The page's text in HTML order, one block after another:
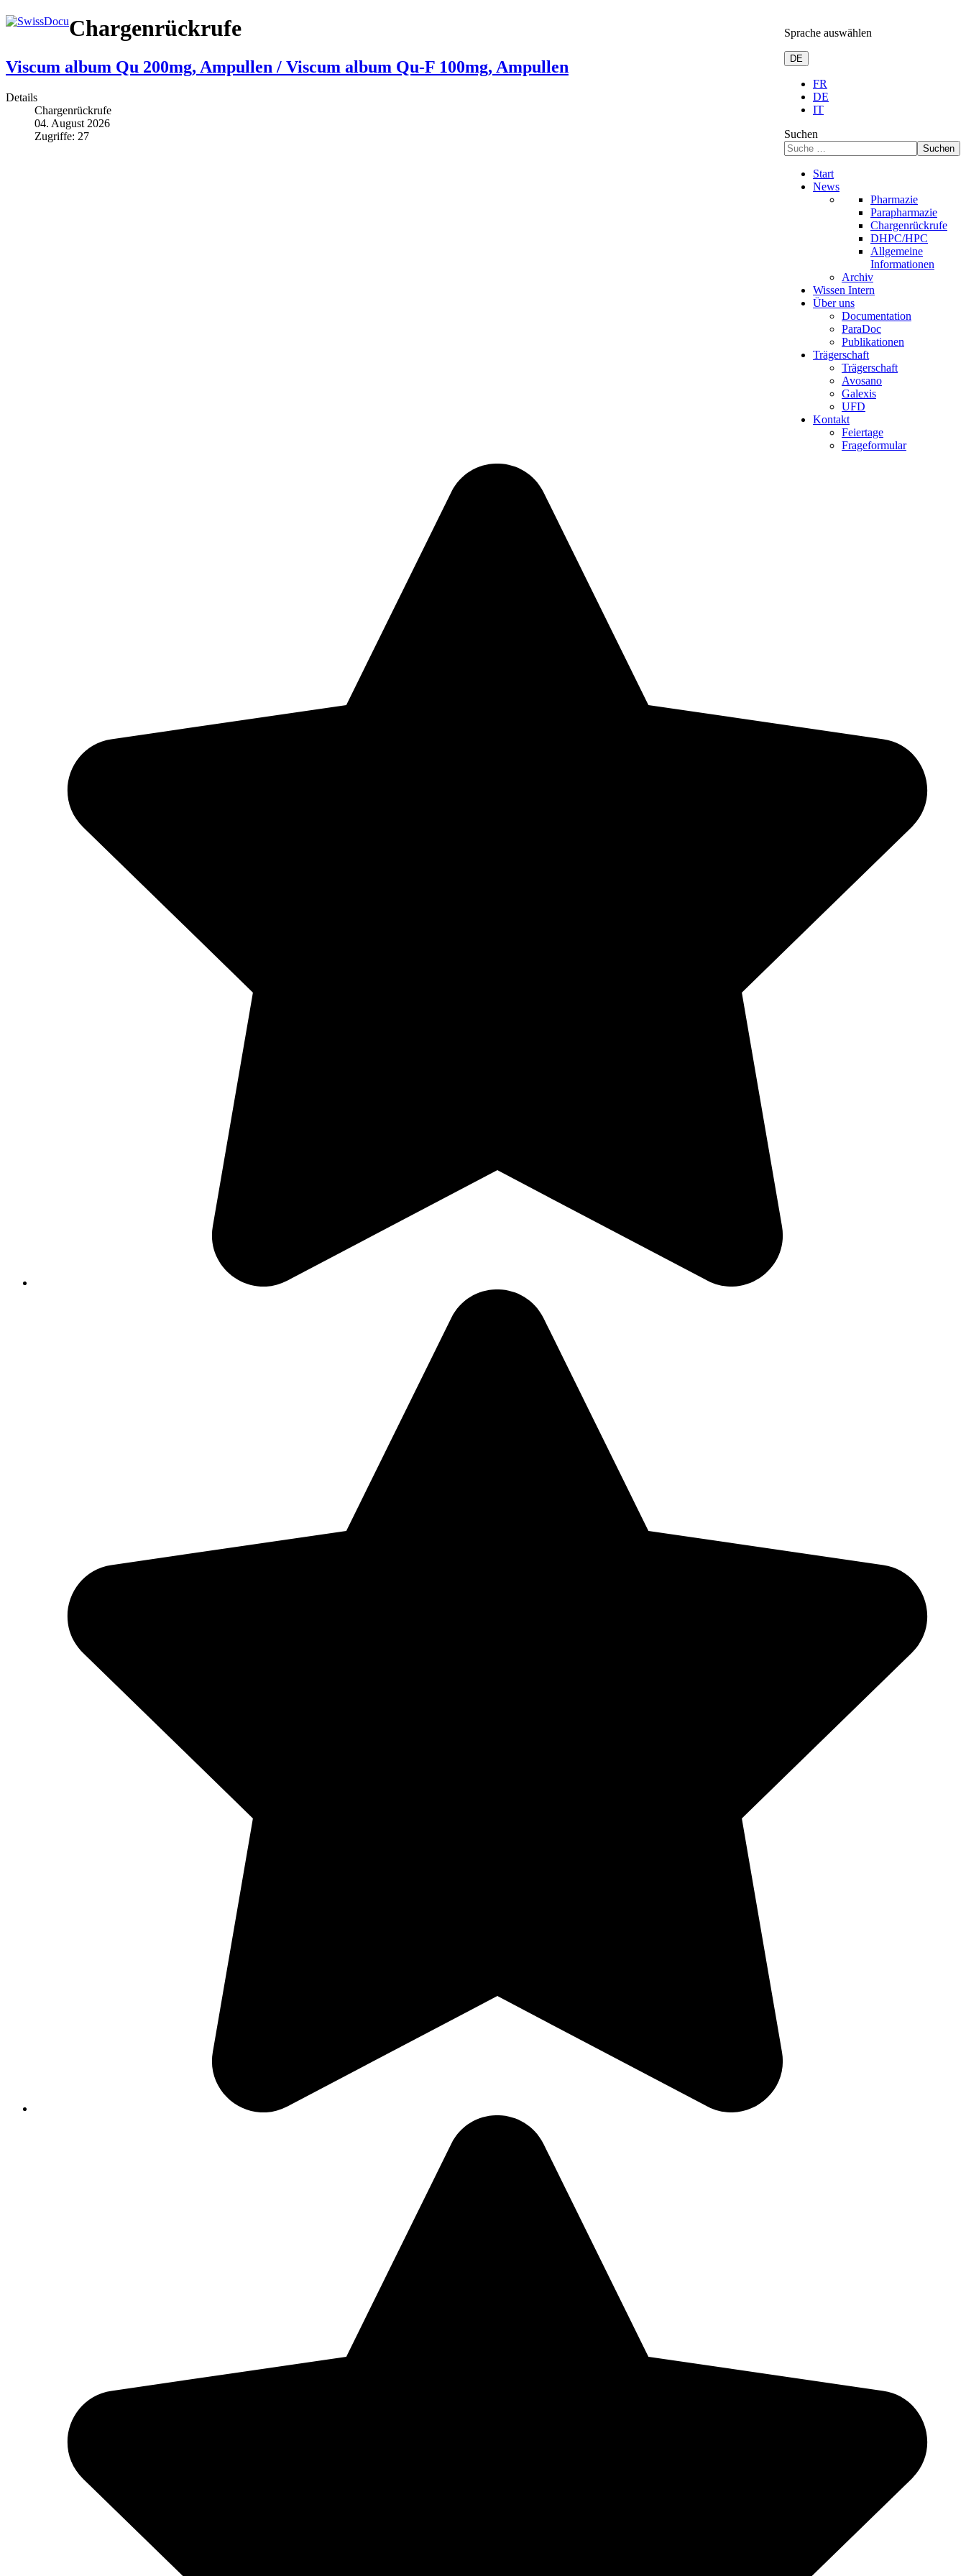
Sprache auswählen
DE
FR
DE
IT
Suchen
Suchen
Start
News
Pharmazie
Parapharmazie
Chargenrückrufe
DHPC/HPC
Allgemeine
Informationen
Archiv
Wissen Intern
Über uns
Documentation
ParaDoc
Publikationen
Trägerschaft
Trägerschaft
Avosano
Galexis
UFD
Kontakt
Feiertage
Frageformular
Chargenrückrufe
Viscum album Qu 200mg, Ampullen / Viscum album Qu-F 100mg, Ampullen
Details
Chargenrückrufe
04. August 2026
Zugriffe: 27